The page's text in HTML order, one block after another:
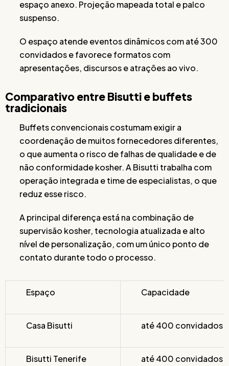
espaço anexo. Projeção mapeada total e palco
suspenso.
O espaço atende eventos dinâmicos com até 300
convidados e favorece formatos com
apresentações, discursos e atrações ao vivo.
Comparativo entre Bisutti e buffets
tradicionais
Buffets convencionais costumam exigir a
coordenação de muitos fornecedores diferentes,
o que aumenta o risco de falhas de qualidade e de
não conformidade kosher. A Bisutti trabalha com
operação integrada e time de especialistas, o que
reduz esse risco.
A principal diferença está na combinação de
supervisão kosher, tecnologia atualizada e alto
nível de personalização, com um único ponto de
contato durante todo o processo.
Espaço Capacidade
Casa Bisutti até 400 convidados
Bisutti Tenerife até 400 convidados